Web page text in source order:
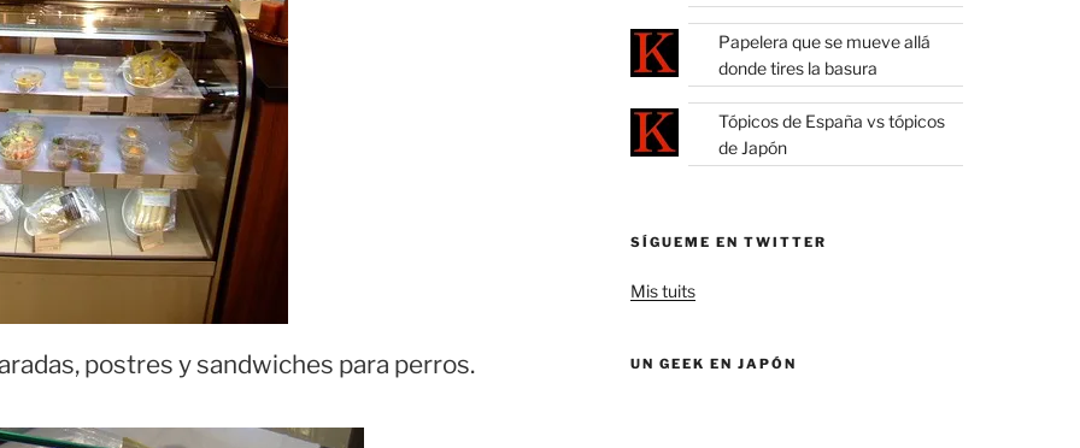
postres y sandwiches para perros.
Papelera que se mueve allá
donde tires la basura
Tópicos de España vs tópicos
de Japón
SÍGUEME EN TWITTER
Mis tuits
UN GEEK EN JAPÓN